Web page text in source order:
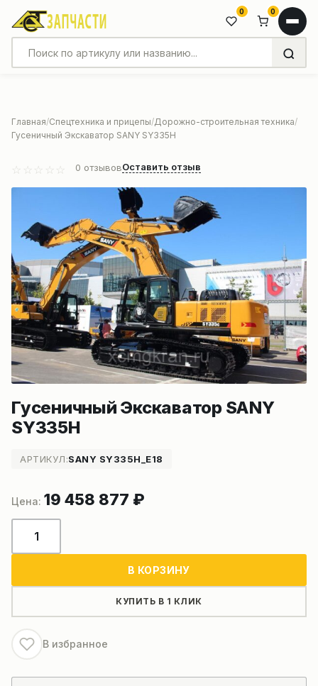
0 0
Главная Спецтехника и прицепы Дорожно-строительная техника
Гусеничный Экскаватор SANY SY335H
0 отзывовОставить отзыв
Гусеничный Экскаватор SANY
SY335H
АРТИКУЛ:SANY SY335H_E18
19 458 877 ₽
товара
SY335H
В КОРЗИНУ
КУПИТЬ В 1 КЛИК
В избранное